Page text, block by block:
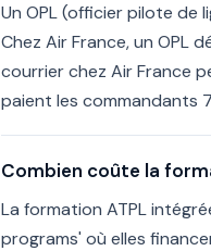
Un OPL (officier pilote
Chez Air France, un
courrier chez Air France
paient les
Combien coûte la
La formation ATPL
programs' où elles